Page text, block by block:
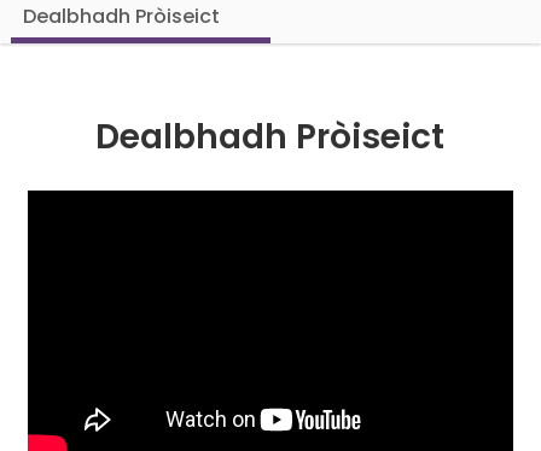
Dealbhadh Pròiseict
Dealbhadh Pròiseict